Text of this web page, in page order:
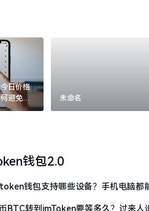
日价格
避免追
未命名
钱包2.0
钱包支持哪些设备？手机电脑都
BTC转到imToken要等多久？过来人